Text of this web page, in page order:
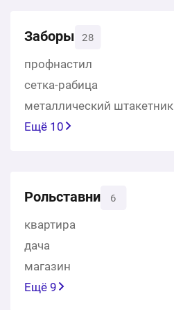
Заборы 28
профнастил
сетка-рабица
металлический штакетник
Ещё 10
Рольставни 6
квартира
дача
магазин
Ещё 9